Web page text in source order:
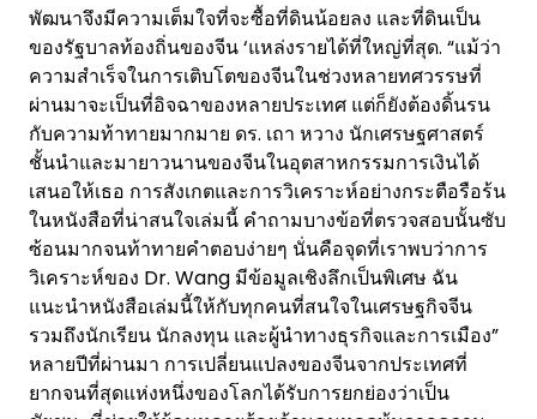
พัฒนาจึงมีความเต็มใจที่จะซื้อที่ดินน้อยลง และที่ดินเป็น
ของรัฐบาลท้องถิ่นของจีน ‘แหล่งรายได้ที่ใหญ่ที่สุด. “แม้ว่า
ความสำเร็จในการเติบโตของจีนในช่วงหลายทศวรรษที่
ผ่านมาจะเป็นที่อิจฉาของหลายประเทศ แต่ก็ยังต้องดิ้นรน
กับความท้าทายมากมาย ดร. เถา หวาง นักเศรษฐศาสตร์
ชั้นนำและมายาวนานของจีนในอุตสาหกรรมการเงินได้
เสนอให้เธอ การสังเกตและการวิเคราะห์อย่างกระตือรือร้น
ในหนังสือที่น่าสนใจเล่มนี้ คำถามบางข้อที่ตรวจสอบนั้นซับ
ซ้อนมากจนท้าทายคำตอบง่ายๆ นั่นคือจุดที่เราพบว่าการ
วิเคราะห์ของ Dr. Wang มีข้อมูลเชิงลึกเป็นพิเศษ ฉัน
แนะนำหนังสือเล่มนี้ให้กับทุกคนที่สนใจในเศรษฐกิจจีน
รวมถึงนักเรียน นักลงทุน และผู้นำทางธุรกิจและการเมือง”
หลายปีที่ผ่านมา การเปลี่ยนแปลงของจีนจากประเทศที่
ยากจนที่สุดแห่งหนึ่งของโลกได้รับการยกย่องว่าเป็น